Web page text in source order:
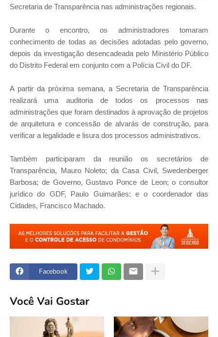
Secretaria de Transparência nas administrações regionais.
Durante o encontro, os administradores tomaram
conhecimento de todas as decisões adotadas pelo governo,
depois da investigação desencadeada pelo Ministério Público
do Distrito Federal em conjunto com a Polícia Civil do DF.
A partir da próxima semana, a Secretaria de Transparência
realizará uma auditoria de todos os processos nas
administrações que foram destinados à aprovação de projetos
de arquitetura e concessão de alvarás de construção, para
verificar a legalidade e lisura dos processos administrativos.
Também participaram da reunião os secretários de
Transparência, Mauro Noleto; da Casa Civil, Swedenberger
Barbosa; de Governo, Gustavo Ponce de Leon; o consultor
jurídico do GDF, Paulo Guimarães; e o coordenador das
Cidades, Francisco Machado.
Facebook
Você Vai Gostar